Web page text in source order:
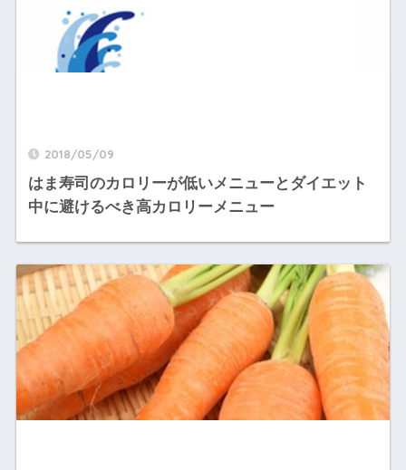
2018/05/09
はま寿司のカロリーが低いメニューとダイエット
中に避けるべき高カロリーメニュー